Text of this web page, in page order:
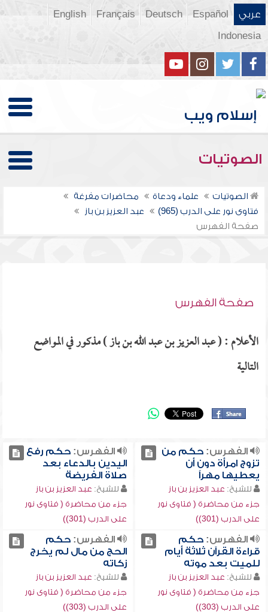
عربي Español
Deutsch
Français
English
Indonesia
الصوتيات
الصوتيات علماء ودعاة
محاضرات مفرغة
فتاوى نور على الدرب (965)
عبد العزيز بن باز
صفحة الفهرس
صفحة الفهرس
الأعلام : ( عبد العزيز بن عبد الله بن باز ) مذكور في المواضع
التالية
الفهرس:حكم من
تزوج امرأة دون أن
يعطيها مهراً
للشيخ: عبد العزيز بن باز
جزء من محاضرة ( فتاوى نور
على الدرب (301))
الفهرس:حكم رفع
اليدين بالدعاء بعد
صلاة الفريضة
للشيخ: عبد العزيز بن باز
جزء من محاضرة ( فتاوى نور
على الدرب (301))
الفهرس:حكم
قراءة القرآن ثلاثة أيام
للميت بعد موته
للشيخ: عبد العزيز بن باز
جزء من محاضرة ( فتاوى نور
على الدرب (303))
الفهرس:حكم
الحج من مال لم يخرج
زكاته
للشيخ: عبد العزيز بن باز
جزء من محاضرة ( فتاوى نور
على الدرب (303))